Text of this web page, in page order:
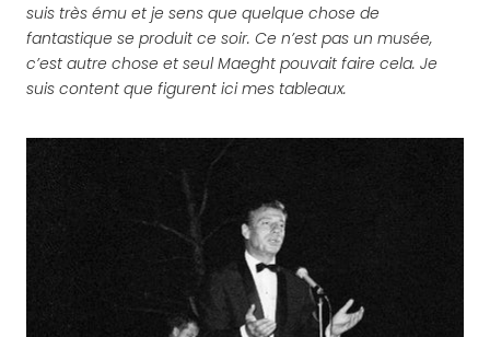
suis très ému et je sens que quelque chose de
fantastique se produit ce soir. Ce n’est pas un musée,
c’est autre chose et seul Maeght pouvait faire cela. Je
suis content que figurent ici mes tableaux.